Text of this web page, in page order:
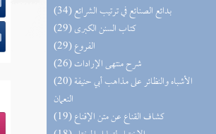
(34) بدائع الصنائع في ترتيب الشرائع
(29) كتاب السنن الكبرى
(29) الفروع
(26) شرح منتهى الإرادات
(20) الأشباه والنظائر على مذاهب أبي حنيفة
النعمان
(19) كشاف القناع عن متن الإقناع